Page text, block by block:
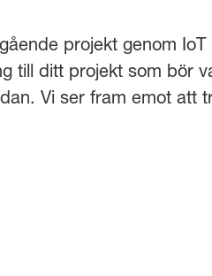
projekt genom IoT
till ditt projekt som bör
Vi ser fram emot att